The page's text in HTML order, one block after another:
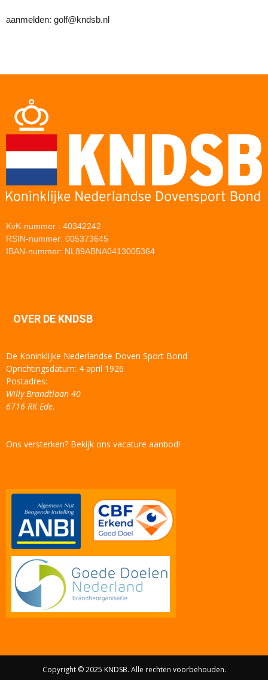
aanmelden: golf@kndsb.nl
KvK-nummer : 40342242
RSIN-nummer: 005373645
IBAN-nummer: NL89ABNA0413005364
OVER DE KNDSB
De Koninklijke Nederlandse Doven Sport Bond
Oprichtingsdatum: 4 april 1926
Postadres:
Willy Brandtlaan 40
6716 RK Ede.
Ons versterken? Bekijk ons vacature aanbod!
Copyright © 2025 KNDSB. Alle rechten voorbehouden.